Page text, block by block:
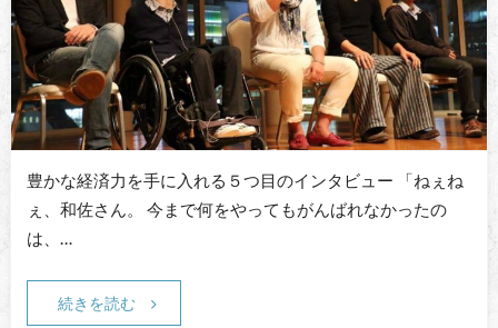
豊かな経済力を手に入れる５つ目のインタビュー 「ねぇね
ぇ、和佐さん。 今まで何をやってもがんばれなかったの
は、…
続きを読む